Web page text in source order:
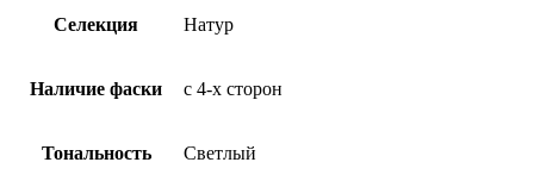
Селекция Натур
Наличие фаски с 4-х сторон
Тональность Светлый